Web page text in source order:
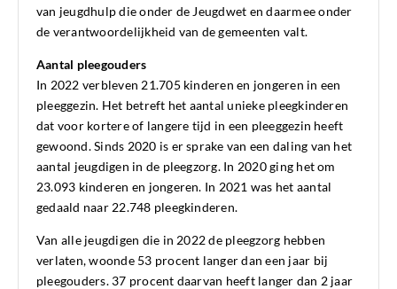
van jeugdhulp die onder de Jeugdwet en daarmee onder
de verantwoordelijkheid van de gemeenten valt.
Aantal pleegouders
In 2022 verbleven 21.705 kinderen en jongeren in een
pleeggezin. Het betreft het aantal unieke pleegkinderen
dat voor kortere of langere tijd in een pleeggezin heeft
gewoond. Sinds 2020 is er sprake van een daling van het
aantal jeugdigen in de pleegzorg. In 2020 ging het om
23.093 kinderen en jongeren. In 2021 was het aantal
gedaald naar 22.748 pleegkinderen.
Van alle jeugdigen die in 2022 de pleegzorg hebben
verlaten, woonde 53 procent langer dan een jaar bij
pleegouders. 37 procent daarvan heeft langer dan 2 jaar